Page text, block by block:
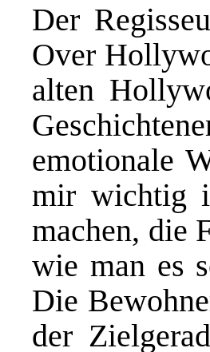
Der
Over
alten
emotionale
mir wichtig
machen, die
wie man es
Die
der